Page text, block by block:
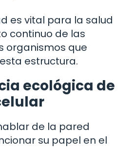
es vital para la salud
continuo de las
organismos que
estructura.
ecológica de
de la pared
su papel en el